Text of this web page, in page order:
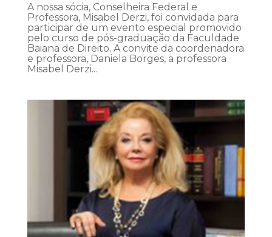
A nossa sócia, Conselheira Federal e
Professora, Misabel Derzi, foi convidada para
participar de um evento especial promovido
pelo curso de pós-graduação da Faculdade
Baiana de Direito. A convite da coordenadora
e professora, Daniela Borges, a professora
Misabel Derzi...